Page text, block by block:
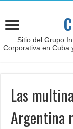
Sitio del Grupo
Corporativa en Cuba
Las
Argentina